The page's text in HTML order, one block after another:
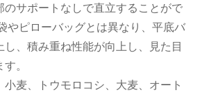
のサポートなしで直立することがで
やピローバッグとは異なり、平底バ
し、積み重ね性能が向上し、見た目
。
小麦、トウモロコシ、大麦、オート